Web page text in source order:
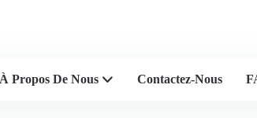
À Propos De Nous Contactez-Nous